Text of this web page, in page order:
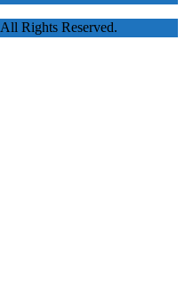
All Rights Reserved.